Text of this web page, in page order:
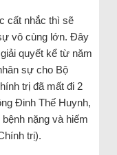
cất nhắc thì sẽ
vô cùng lớn. Đây
quyết kể từ năm
sự cho Bộ
trị đã mất đi 2
Đinh Thế Huynh,
nặng và hiếm
trị).